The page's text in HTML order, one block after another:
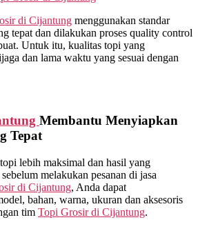
di Cijantung menggunakan standar
tepat dan dilakukan proses quality control
Untuk itu, kualitas topi yang
dan lama waktu yang sesuai dengan
Membantu Menyiapkan
Tepat
lebih maksimal dan hasil yang
melakukan pesanan di jasa
di Cijantung, Anda dapat
bahan, warna, ukuran dan aksesoris
tim Topi Grosir di Cijantung.